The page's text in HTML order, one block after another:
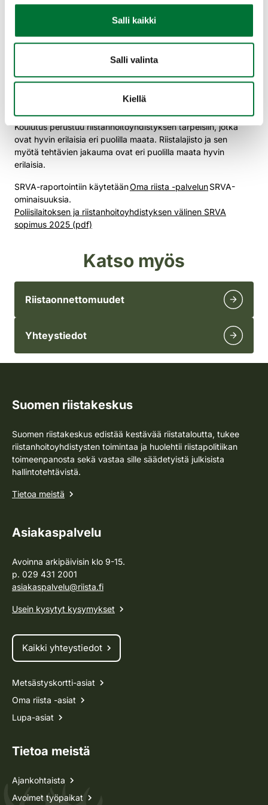
Salli kaikki
Salli valinta
Kiellä
SRVA-tehtävien hoito vaatii monipuolista osaamista.
riistakeskuksen rhy-tukiprosessi. Sidosryhmäyhteistyössä
toiminnan kehittämiseen osallistuvat sisäministeriön
poliisiosasto, Suomen Metsästäjäliitto, Suomen Kennelliitto ja
Suomen Metsästysjäljestäjät ry.
Paikallinen riistanhoitoyhdistys kouluttaa SRVA-toimijoitaan
Suomen riistakeskuksen tuottamalla koulutusmateriaalilla.
Koulutus perustuu riistanhoitoyhdistyksen tarpeisiin, jotka
ovat hyvin erilaisia eri puolilla maata. Riistalajisto ja sen
myötä tehtävien jakauma ovat eri puolilla maata hyvin
erilaisia.
SRVA-raportointiin käytetäänOma riista -palvelunSRVA-
ominaisuuksia.
Poliisilaitoksen ja riistanhoitoyhdistyksen välinen SRVA
sopimus 2025 (pdf)
Katso myös
Riistaonnettomuudet
Yhteystiedot
Suomen riistakeskus
Suomen riistakeskus edistää kestävää riistataloutta, tukee
riistanhoitoyhdistysten toimintaa ja huolehtii riistapolitiikan
toimeenpanosta sekä vastaa sille säädetyistä julkisista
hallintotehtävistä.
Tietoa meistä
Asiakaspalvelu
Avoinna arkipäivisin klo 9-15.
p. 029 431 2001
asiakaspalvelu@riista.fi
Usein kysytyt kysymykset
Kaikki yhteystiedot
Metsästyskortti-asiat
Oma riista -asiat
Lupa-asiat
Tietoa meistä
Ajankohtaista
Avoimet työpaikat